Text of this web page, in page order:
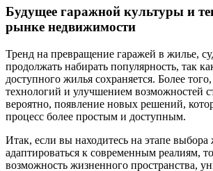
Будущее гаражной культуры и
рынке недвижимости
Тренд на превращение гаражей в жилье,
продолжать набирать популярность, так
доступного жилья сохраняется. Более
технологий и улучшением возможностей
вероятно, появление новых решений,
процесс более простым и доступным.
Итак, если вы находитесь на этапе
адаптироваться к современным реалиям,
возможность жизненного пространства,